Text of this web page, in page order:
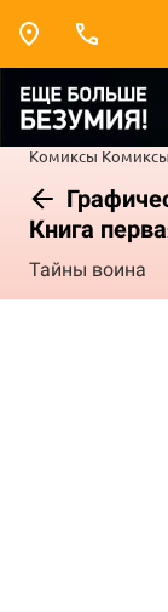
Комиксы
Книга
Тайны воина